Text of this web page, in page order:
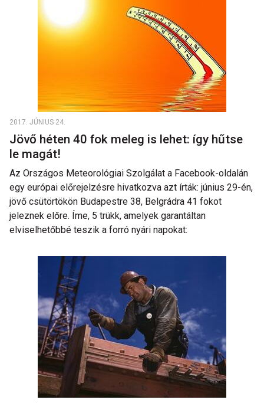
2017. JÚNIUS 24.
Jövő héten 40 fok meleg is lehet: így hűtse
le magát!
Az Országos Meteorológiai Szolgálat a Facebook-oldalán
egy európai előrejelzésre hivatkozva azt írták: június 29-én,
jövő csütörtökön Budapestre 38, Belgrádra 41 fokot
jeleznek előre. Íme, 5 trükk, amelyek garantáltan
elviselhetőbbé teszik a forró nyári napokat: